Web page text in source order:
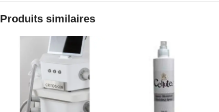
Produits similaires